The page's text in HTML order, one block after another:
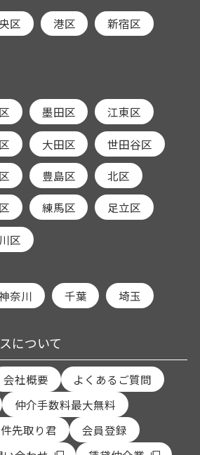
区 港区 新宿区
墨田区 江東区
大田区 世田谷区
豊島区 北区
練馬区 足立区
区
奈川 千葉 埼玉
について
会社概要
よくあるご質問
仲介手数料最大無料
先取り君
会員登録